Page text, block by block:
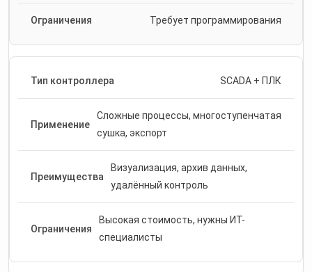
Требует программирования
SCADA + ПЛК
Сложные процессы, многоступенчатая
сушка, экспорт
Визуализация, архив данных,
удалённый контроль
Высокая стоимость, нужны ИТ-
специалисты